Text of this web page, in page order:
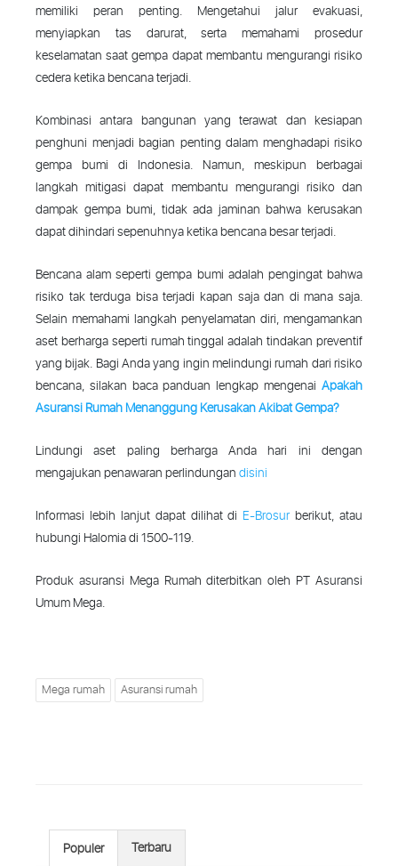
memiliki peran penting. Mengetahui jalur evakuasi,
menyiapkan tas darurat, serta memahami prosedur
keselamatan saat gempa dapat membantu mengurangi risiko
cedera ketika bencana terjadi.
Kombinasi antara bangunan yang terawat dan kesiapan
penghuni menjadi bagian penting dalam menghadapi risiko
gempa bumi di Indonesia. Namun, meskipun berbagai
langkah mitigasi dapat membantu mengurangi risiko dan
dampak gempa bumi, tidak ada jaminan bahwa kerusakan
dapat dihindari sepenuhnya ketika bencana besar terjadi.
Bencana alam seperti gempa bumi adalah pengingat bahwa
risiko tak terduga bisa terjadi kapan saja dan di mana saja.
Selain memahami langkah penyelamatan diri, mengamankan
aset berharga seperti rumah tinggal adalah tindakan preventif
yang bijak. Bagi Anda yang ingin melindungi rumah dari risiko
bencana, silakan baca panduan lengkap mengenai Apakah
Asuransi Rumah Menanggung Kerusakan Akibat Gempa?
Lindungi aset paling berharga Anda hari ini dengan
mengajukan penawaran perlindungan disini
Informasi lebih lanjut dapat dilihat di E-Brosurberikut, atau
hubungi Halomia di 1500-119.
Produk asuransi Mega Rumah diterbitkan oleh PT Asuransi
Umum Mega.
Mega rumah Asuransi rumah
Populer Terbaru